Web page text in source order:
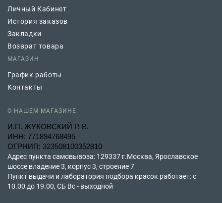
Личный Кабинет
История заказов
Закладки
Возврат товара
МАГАЗИН
График работы
Контакты
О НАШЕМ МАГАЗИНЕ
И.П. ЖУКОВСКИЙ Р. В.
ИНН: 771894768495
ОГРНИП: 323508100352810
Адрес пункта самовывоза: 129337 г.Москва, Ярославское
шоссе владение 3, корпус 3, строение 7
Пункт выдачи и лаборатория подбора красок работает: с
10.00 до 19.00, СБ Вс - выходной